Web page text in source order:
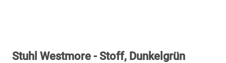
Stuhl Westmore - Stoff, Dunkelgrün